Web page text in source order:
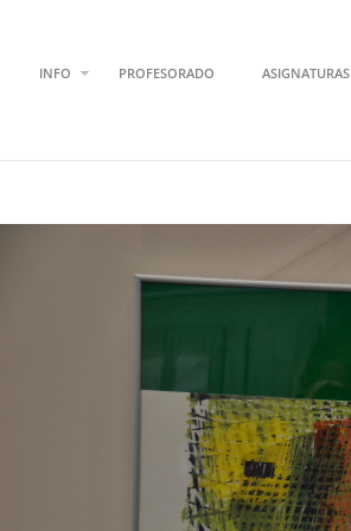
INFO PROFESORADO ASIGNATURAS